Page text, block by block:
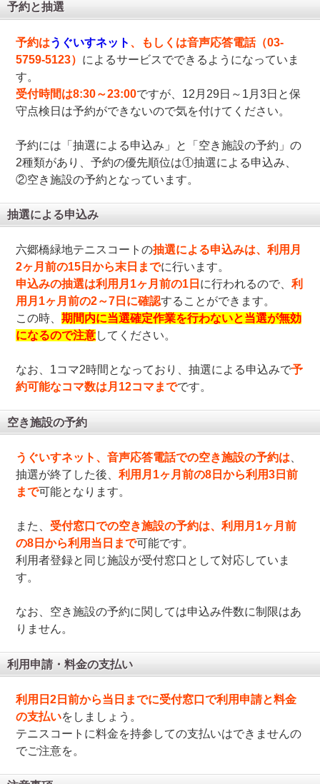
予約と抽選
予約はうぐいすネット 、もしくは音声応答電話（03-
5759-5123） によるサービスでできるようになっていま
す。
受付時間は8:30～23:00ですが、12月29日～1月3日と保
守点検日は予約ができないので気を付けてください。
予約には「抽選による申込み」と「空き施設の予約」の
2種類があり、予約の優先順位は①抽選による申込み、
②空き施設の予約となっています。
抽選による申込み
六郷橋緑地テニスコートの抽選による申込みは、利用月
2ヶ月前の15日から末日までに行います。
申込みの抽選は利用月1ヶ月前の1日 に行われるので、利
用月1ヶ月前の2～7日に確認することができます。
この時、期間内に当選確定作業を行わないと当選が無効
になるので注意してください。
なお、1コマ2時間となっており、抽選による申込みで予
約可能なコマ数は月12コマまでです。
空き施設の予約
うぐいすネット、音声応答電話での空き施設の予約は
抽選が終了した後、利用月1ヶ月前の8日から利用3日前
まで可能となります。
また、 受付窓口での空き施設の予約は、利用月1ヶ月前
の8日から利用当日まで可能です。
利用者登録と同じ施設が受付窓口として対応していま
す。
なお、空き施設の予約に関しては申込み件数に制限はあ
りません。
利用申請・料金の支払い
利用日2日前から当日までに受付窓口で利用申請と料金
の支払いをしましょう。
テニスコートに料金を持参しての支払いはできませんの
でご注意を。